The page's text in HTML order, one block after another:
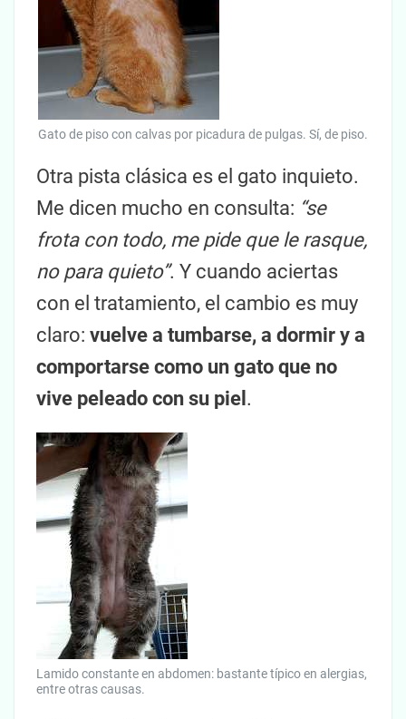
Gato de piso con calvas por picadura de pulgas. Sí, de piso.
Otra pista clásica es el gato inquieto.
Me dicen mucho en consulta: “se
frota con todo, me pide que le rasque,
no para quieto”. Y cuando aciertas
con el tratamiento, el cambio es muy
claro: vuelve a tumbarse, a dormir y a
comportarse como un gato que no
vive peleado con su piel .
Lamido constante en abdomen: bastante típico en alergias,
entre otras causas.